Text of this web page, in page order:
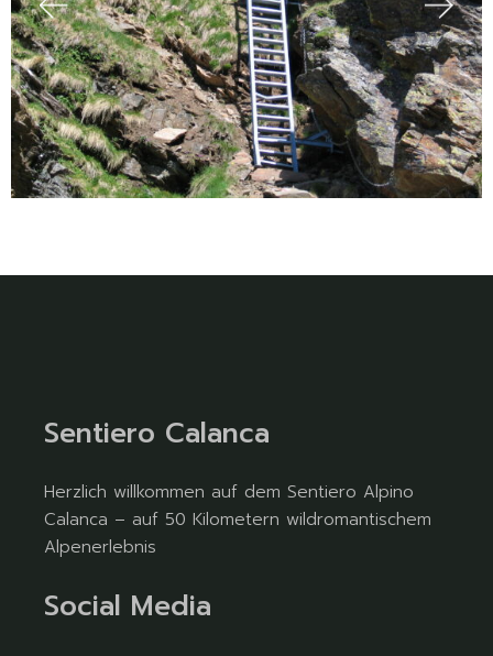
Sentiero Calanca
Herzlich willkommen auf dem Sentiero Alpino
Calanca – auf 50 Kilometern wildromantischem
Alpenerlebnis
Social Media